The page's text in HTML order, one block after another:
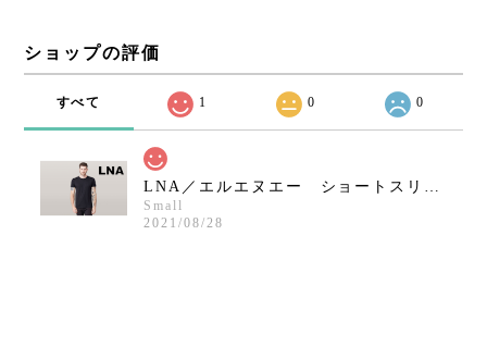
ショップの評価
すべて 1 0 0
LNA／エルエヌエー ショートスリーブクルーネックシャツ／ブラック
Small
2021/08/28